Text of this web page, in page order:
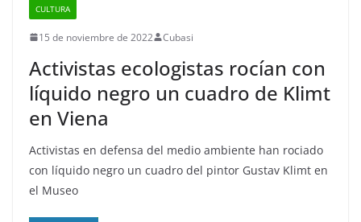
CULTURA
15 de noviembre de 2022 Cubasi
Activistas ecologistas rocían con
líquido negro un cuadro de Klimt
en Viena
Activistas en defensa del medio ambiente han rociado
con líquido negro un cuadro del pintor Gustav Klimt en
el Museo